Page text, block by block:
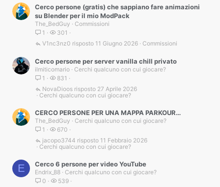
Cerco persone (gratis) che sappiano fare animazioni
su Blender per il mio ModPack
The_BedGuy
Commissioni
1
301
Commissioni
11 Giugno 2026
V1nc3nz0
Cerco persone per server vanilla chill privato
ilmiticomario
Cerchi qualcuno con cui giocare?
1
831
Cerchi qualcuno con cui giocare?
27 Aprile 2026
NovaDioos
CERCO PERSONE PER UNA MAPPA PARKOUR…
The_BedGuy
Cerchi qualcuno con cui giocare?
1
670
Cerchi qualcuno con cui giocare?
11 Febbraio 2026
jacopo3744
E Cerco 6 persone per video YouTube
Endrix_88
Cerchi qualcuno con cui giocare?
0
539